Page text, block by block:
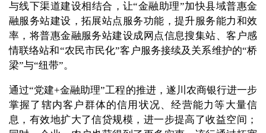
与线下渠道建设相结合，让“金融助理”加快县域普惠金
融服务站建设，拓展站点服务功能，提升服务能力和效
率，将普惠金融服务站建设成网点信息搜集站、客户感
情联络站和“农民市民化”客户服务接续及关系维护的“桥
梁”与“纽带”。
通过“党建+金融助理”工程的推进，遂川农商银行进一步
掌握了辖内客户群体的信用状况、经营能力等大量信
息，有效地扩大了信贷规模，进一步提高了收益空间；